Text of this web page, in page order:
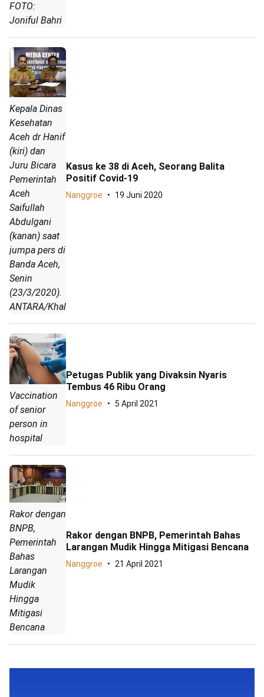
FOTO:
Joniful Bahri
Kepala Dinas
Kesehatan
Aceh dr Hanif
(kiri) dan
Juru Bicara
Pemerintah
Aceh
Saifullah
Abdulgani
(kanan) saat
jumpa pers di
Banda Aceh,
Senin
(23/3/2020).
ANTARA/Khalis
Kasus ke 38 di Aceh, Seorang Balita
Positif Covid-19
Nanggroe 19 Juni 2020
Vaccination
of senior
person in
hospital
Petugas Publik yang Divaksin Nyaris
Tembus 46 Ribu Orang
Nanggroe 5 April 2021
Rakor dengan
BNPB,
Pemerintah
Bahas
Larangan
Mudik
Hingga
Mitigasi
Bencana
Rakor dengan BNPB, Pemerintah Bahas
Larangan Mudik Hingga Mitigasi Bencana
Nanggroe 21 April 2021